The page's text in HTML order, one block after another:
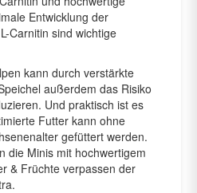
Entwicklung der
Carnitin sind wichtige
kann durch verstärkte
außerdem das Risiko
Und praktisch ist es
Futter kann ohne
gefüttert werden.
die Minis mit hochwertigem
& Früchte verpassen der